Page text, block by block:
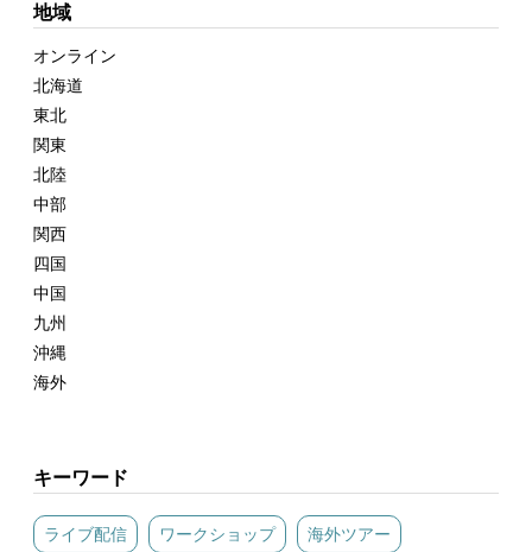
地域
オンライン
北海道
東北
関東
北陸
中部
関西
四国
中国
九州
沖縄
海外
キーワード
ライブ配信 ワークショップ 海外ツアー